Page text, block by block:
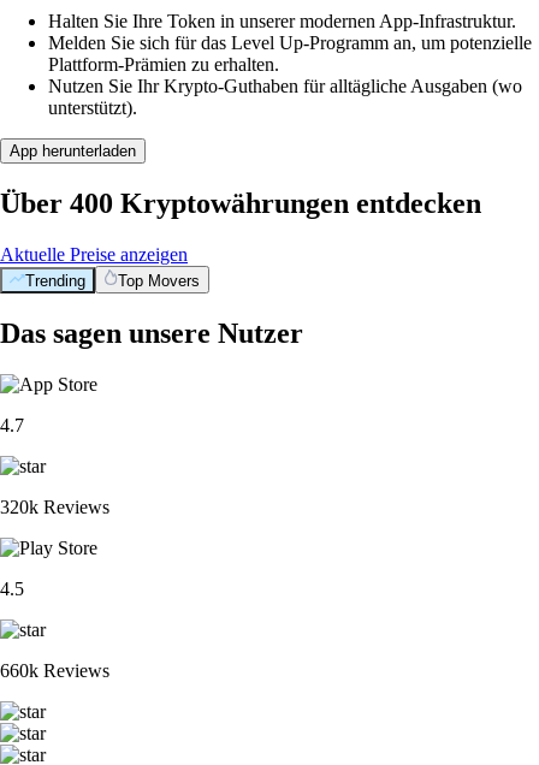
Halten Sie Ihre Token in unserer modernen App-Infrastruktur.
Melden Sie sich für das Level Up-Programm an, um potenzielle
Plattform-Prämien zu erhalten.
Nutzen Sie Ihr Krypto-Guthaben für alltägliche Ausgaben (wo
unterstützt).
App herunterladen
Über 400 Kryptowährungen entdecken
Aktuelle Preise anzeigen
Trending Top Movers
Das sagen unsere Nutzer
4.7
320k Reviews
4.5
660k Reviews